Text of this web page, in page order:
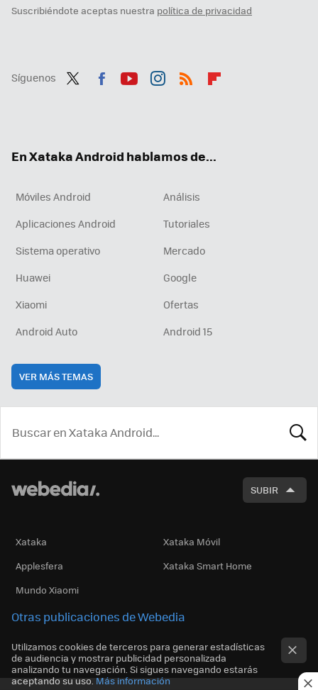
Suscribiéndote aceptas nuestra política de privacidad
Síguenos
En Xataka Android hablamos de...
Móviles Android
Análisis
Aplicaciones Android
Tutoriales
Sistema operativo
Mercado
Huawei
Google
Xiaomi
Ofertas
Android Auto
Android 15
VER MÁS TEMAS
SUBIR
Xataka
Xataka Móvil
Applesfera
Xataka Smart Home
Mundo Xiaomi
Otras publicaciones de Webedia
Utilizamos cookies de terceros para generar estadísticas
de audiencia y mostrar publicidad personalizada
analizando tu navegación. Si sigues navegando estarás
aceptando su uso. Más información